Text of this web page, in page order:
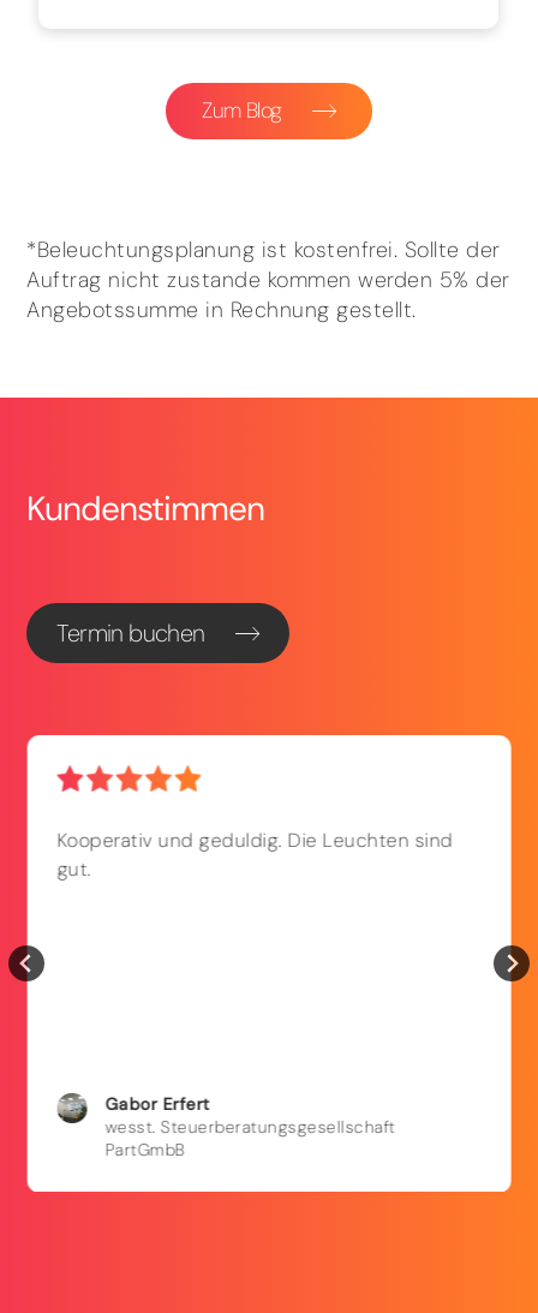
Zum Blog
*Beleuchtungsplanung ist kostenfrei. Sollte der
Auftrag nicht zustande kommen werden 5% der
Angebotssumme in Rechnung gestellt.
Kundenstimmen
Termin buchen
Kooperativ und geduldig. Die Leuchten sind
gut.
GaborErfert
wesst. Steuerberatungsgesellschaft
PartGmbB